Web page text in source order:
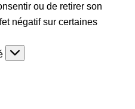
ou de retirer son
négatif sur certaines